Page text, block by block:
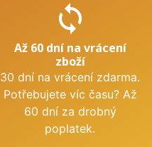
sync
Až 60 dní na vrácení
zboží
30 dní na vrácení zdarma.
Potřebujete víc času? Až
60 dní za drobný
poplatek.